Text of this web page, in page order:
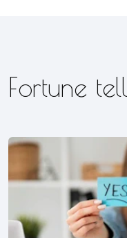
Fortune